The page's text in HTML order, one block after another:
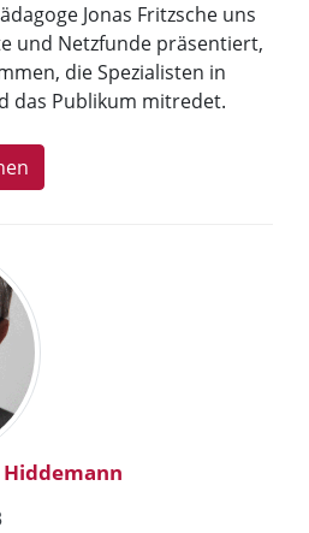
Jonas Fritzsche uns
und Netzfunde präsentiert,
die Spezialisten in
das Publikum mitredet.